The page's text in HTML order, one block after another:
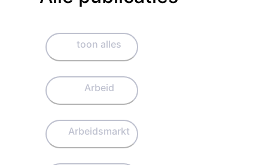
toon alles
Arbeid
Arbeidsmarkt